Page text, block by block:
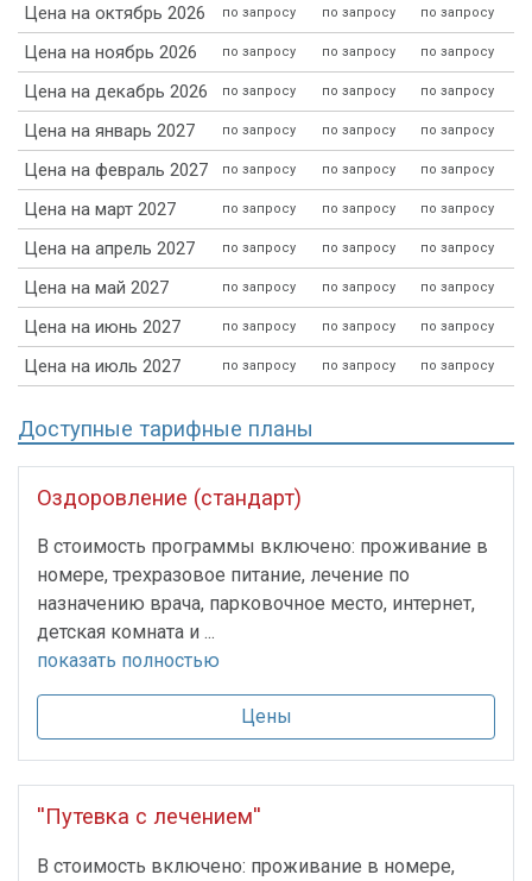
Цена на октябрь 2026 по запросу по запросу по запросу
Цена на ноябрь 2026 по запросу по запросу по запросу
Цена на декабрь 2026 по запросу по запросу по запросу
Цена на январь 2027 по запросу по запросу по запросу
Цена на февраль 2027 по запросу по запросу по запросу
Цена на март 2027 по запросу по запросу по запросу
Цена на апрель 2027 по запросу по запросу по запросу
Цена на май 2027 по запросу по запросу по запросу
Цена на июнь 2027 по запросу по запросу по запросу
Цена на июль 2027 по запросу по запросу по запросу
Доступные тарифные планы
Оздоровление (стандарт)
В стоимость программы включено: проживание в
номере, трехразовое питание, лечение по
назначению врача, парковочное место, интернет,
детская комната и ...
показать полностью
Цены
''Путевка с лечением''
В стоимость включено: проживание в номере,